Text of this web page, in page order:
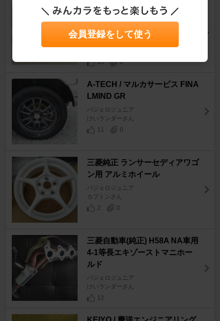
三菱純正 ラリーアート ランサ
サーセディア純正ホイール 16
インチ
10
0
A-TECH / マルカサービス FINA
LMIND GR
パジェロジュニア
けいランダーさん
11
0
三菱純正 ランサーセディアワゴ
ン用 アルミホイール
パジェロジュニア
カプトンさん
2
0
三菱自動車(純正) H58A NA車用
4-1等長エキゾーストマニホー
ルド
パジェロジュニア
けいランダーさん
12
会員登録をして使う